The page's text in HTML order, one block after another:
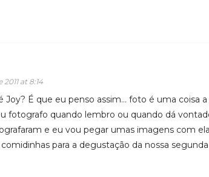
at 8:14
Joy? É que eu penso assim… foto é uma coisa
fotografo quando lembro ou quando dá
e eu vou pegar umas imagens com
para a degustação da nossa segunda